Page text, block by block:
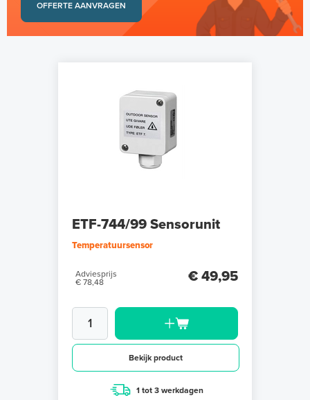
OFFERTE AANVRAGEN
ETF-744/99 Sensorunit
Temperatuursensor
Adviesprijs
€ 78,48
€ 49,95
Bekijk product
1 tot 3 werkdagen